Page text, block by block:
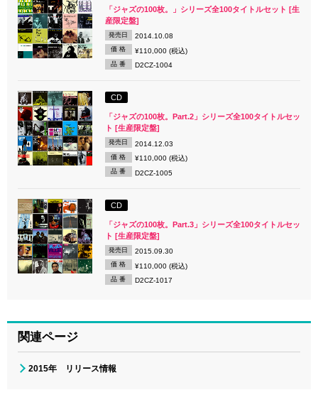
「ジャズの100枚。」シリーズ全100タイトルセット [生
産限定盤]
発売日 2014.10.08
価 格 ¥110,000 (税込)
品 番 D2CZ-1004
CD
「ジャズの100枚。Part.2」シリーズ全100タイトルセッ
ト [生産限定盤]
発売日 2014.12.03
価 格 ¥110,000 (税込)
品 番 D2CZ-1005
CD
「ジャズの100枚。Part.3」シリーズ全100タイトルセッ
ト [生産限定盤]
発売日 2015.09.30
価 格 ¥110,000 (税込)
品 番 D2CZ-1017
関連ページ
2015年 リリース情報